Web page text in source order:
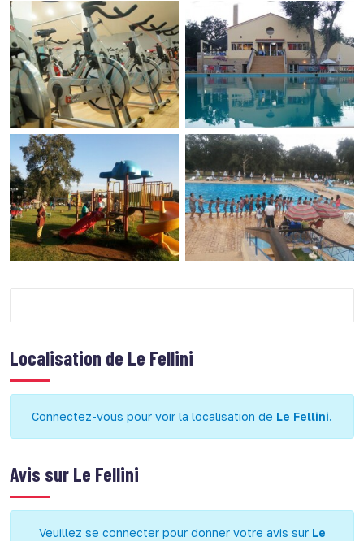
Localisation de Le Fellini
Connectez-vous pour voir la localisation de Le Fellini.
Avis sur Le Fellini
Veuillez se connecter pour donner votre avis sur Le